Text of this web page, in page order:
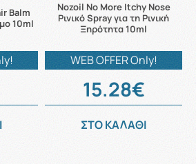
Balm
10ml
Nozoil No More Itchy Nose
Ρινικό Spray για τη Ρινική
Ξηρότητα 10ml
WEB OFFER Only!
15.28€
ΣΤΟ ΚΑΛΑΘΙ